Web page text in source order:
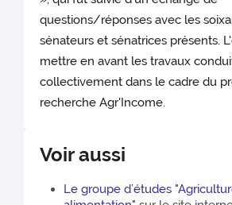
questions/réponses avec les
sénateurs et sénatrices présents.
mettre en avant les travaux
collectivement dans le cadre du
recherche Agr'Income.
Voir aussi
Le groupe d’études